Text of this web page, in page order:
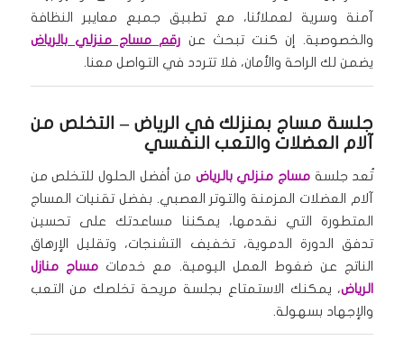
آمنة وسرية لعملائنا، مع تطبيق جميع معايير النظافة
والخصوصية. إن كنت تبحث عن رقم مساج منزلي بالرياض
يضمن لك الراحة والأمان، فلا تتردد في التواصل معنا.
جلسة مساج بمنزلك في الرياض – التخلص من
آلام العضلات والتعب النفسي
تُعد جلسة مساج منزلي بالرياض من أفضل الحلول للتخلص من
آلام العضلات المزمنة والتوتر العصبي. بفضل تقنيات المساج
المتطورة التي نقدمها، يمكننا مساعدتك على تحسين
تدفق الدورة الدموية، تخفيف التشنجات، وتقليل الإرهاق
الناتج عن ضغوط العمل اليومية. مع خدماتمساج منازل
الرياض، يمكنك الاستمتاع بجلسة مريحة تخلصك من التعب
والإجهاد بسهولة.